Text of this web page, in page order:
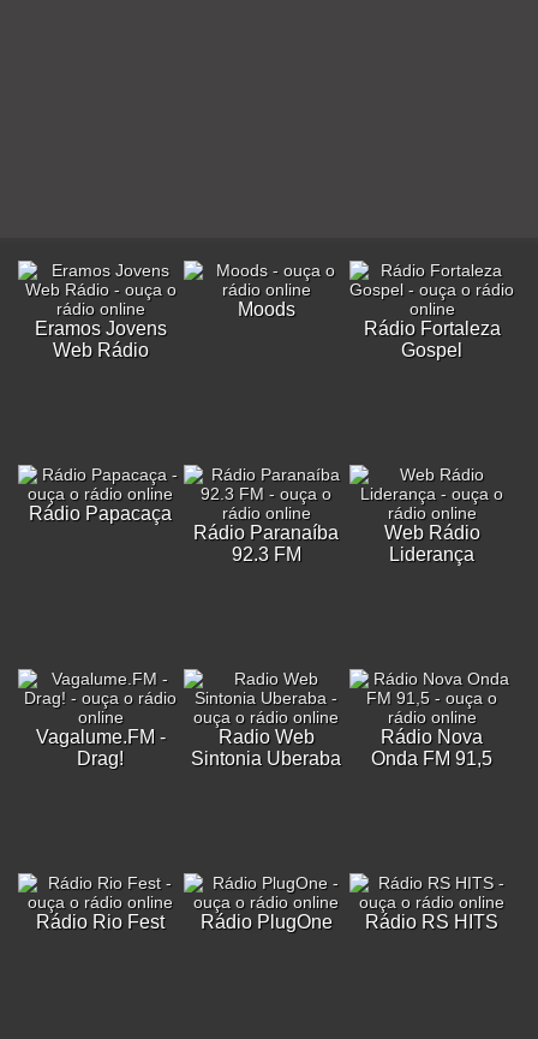
Eramos Jovens
Web Rádio
Moods
Rádio Fortaleza
Gospel
Rádio Papacaça
Rádio Paranaíba
92.3 FM
Web Rádio
Liderança
Vagalume.FM -
Drag!
Radio Web
Sintonia Uberaba
Rádio Nova
Onda FM 91,5
Rádio Rio Fest Rádio PlugOne Rádio RS HITS